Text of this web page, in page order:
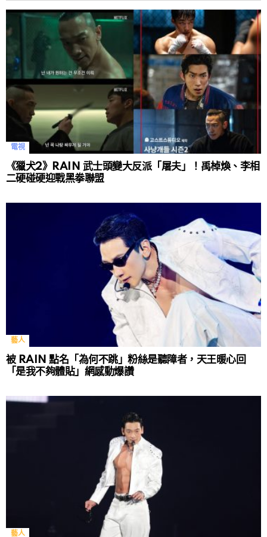
電視
《獵犬2》RAIN 武士頭變大反派「屠夫」！禹棹煥、李相
二硬碰硬迎戰黑拳聯盟
藝人
被 RAIN 點名「為何不跳」粉絲是聽障者，天王暖心回
「是我不夠體貼」網感動爆讚
藝人